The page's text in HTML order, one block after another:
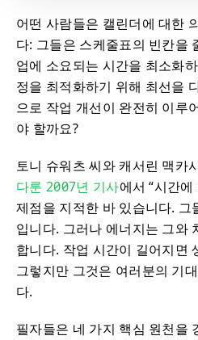
어떤 사람들은 캘린더에 대한
다: 그들은 스케줄표의 빈칸을
업에 소요되는 시간을 최소화
정을 최적화하기 위해 최선을
으로 작업 개선이 완전히 이루
야 할까요?
토니 슈워츠 씨와 캐서린 맥카
다룬 2007년 기사에서 “시간
제점을 지적한 바 있습니다. 그
입니다. 그러나 에너지는 그와
합니다. 작업 시간이 길어지면
그렇지만 그것은 여러분의 기
다.
필자들은 네 가지 핵심 원천을